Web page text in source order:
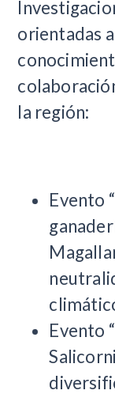
orientadas
la región:
Evento
Evento